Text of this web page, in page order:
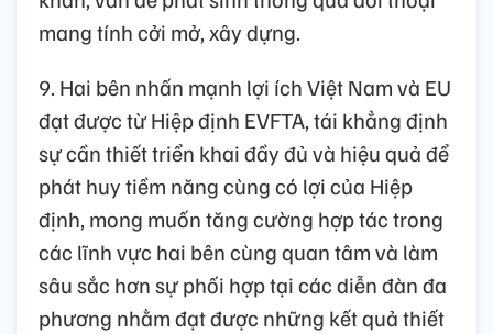
mang tính cởi mở, xây dựng.
9. Hai bên nhấn mạnh lợi ích Việt Nam và EU
đạt được từ Hiệp định EVFTA, tái khẳng định
sự cần thiết triển khai đầy đủ và hiệu quả để
phát huy tiềm năng cùng có lợi của Hiệp
định, mong muốn tăng cường hợp tác trong
các lĩnh vực hai bên cùng quan tâm và làm
sâu sắc hơn sự phối hợp tại các diễn đàn đa
phương nhằm đạt được những kết quả thiết